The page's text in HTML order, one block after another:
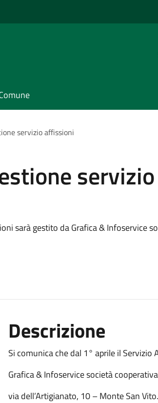
servizio affissioni
servizio
sarà gestito da Grafica & Infoservice
Descrizione
Si comunica che dal 1° aprile il Servizio
Grafica & Infoservice società cooperativa
via dell’Artigianato, 10 – Monte San Vito.